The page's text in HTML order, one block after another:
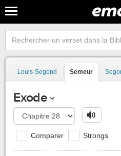
Louis-Segond Semeur
Exode
Comparer Strongs